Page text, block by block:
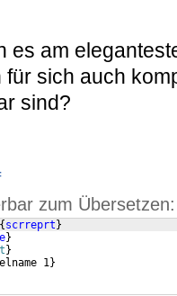
es am
für sich auch
sind?
zum Übersetzen:
{ scrreprt }
}
}
1}